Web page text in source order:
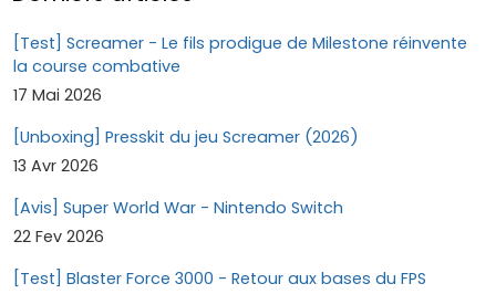
[Test] Screamer - Le fils prodigue de Milestone réinvente
la course combative
17 Mai 2026
[Unboxing] Presskit du jeu Screamer (2026)
13 Avr 2026
[Avis] Super World War - Nintendo Switch
22 Fev 2026
[Test] Blaster Force 3000 - Retour aux bases du FPS